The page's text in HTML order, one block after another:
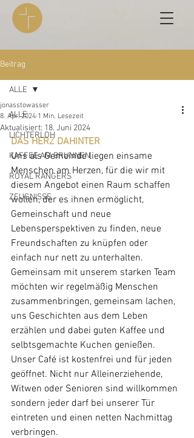
Beitrag
ALLE
LICHTERLOH
KAFFEE AM BRUNNEN
ROYAL RANGERS
ZEUGNISSE
ALLE
jonasstowasser
8. Apr. 2024 1 Min. Lesezeit
Aktualisiert: 18. Juni 2024
DAS HERZ DAHINTER
Uns als Gemeinde liegen einsame
Menschen am Herzen, für die wir mit
diesem Angebot einen Raum schaffen
wollen, der es ihnen ermöglicht,
Gemeinschaft und neue
Lebensperspektiven zu finden, neue
Freundschaften zu knüpfen oder
einfach nur nett zu unterhalten.
Gemeinsam mit unserem starken Team
möchten wir regelmäßig Menschen
zusammenbringen, gemeinsam lachen,
uns Geschichten aus dem Leben
erzählen und dabei guten Kaffee und
selbtsgemachte Kuchen genießen.
Unser Café ist kostenfrei und für jeden
geöffnet. Nicht nur Alleinerziehende,
Witwen oder Senioren sind willkommen
sondern jeder darf bei unserer Tür
eintreten und einen netten Nachmittag
verbringen.